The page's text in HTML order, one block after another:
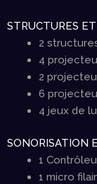
STRUCTURES
2
4
2
6
4 jeux de
SONORISATION
1
1 micro